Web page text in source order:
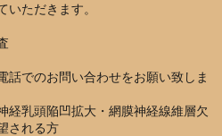
いただきます。
話でのお問い合わせをお願い致しま
経乳頭陥凹拡大・網膜神経線維層欠
される方